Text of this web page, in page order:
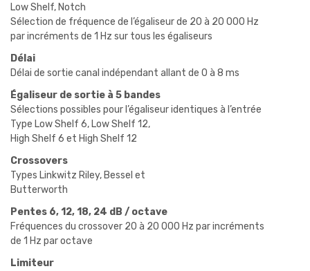
Low Shelf, Notch
Sélection de fréquence de l’égaliseur de 20 à 20 000 Hz
par incréments de 1 Hz sur tous les égaliseurs
Délai
Délai de sortie canal indépendant allant de 0 à 8 ms
Égaliseur de sortie à 5 bandes
Sélections possibles pour l’égaliseur identiques à l’entrée
Type Low Shelf 6, Low Shelf 12,
High Shelf 6 et High Shelf 12
Crossovers
Types Linkwitz Riley, Bessel et
Butterworth
Pentes 6, 12, 18, 24 dB / octave
Fréquences du crossover 20 à 20 000 Hz par incréments
de 1 Hz par octave
Limiteur